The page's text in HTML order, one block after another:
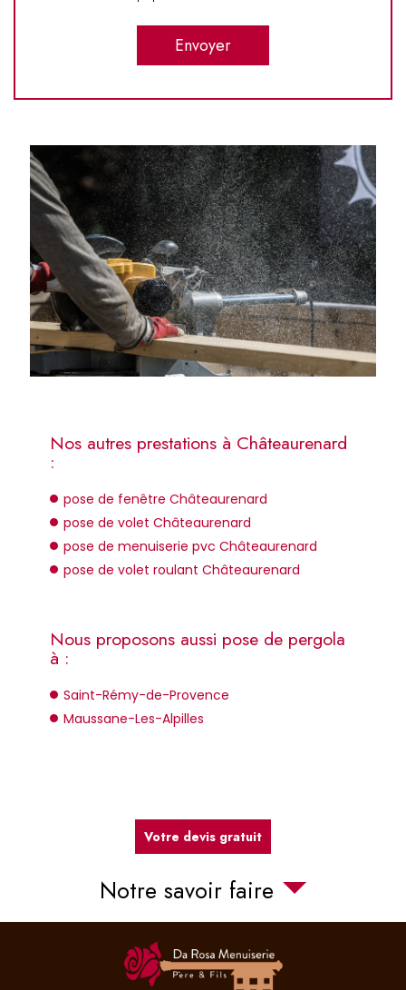
Nos autres prestations à Châteaurenard
:
pose de fenêtre Châteaurenard
pose de volet Châteaurenard
pose de menuiserie pvc Châteaurenard
pose de volet roulant Châteaurenard
Nous proposons aussi pose de pergola
à :
Saint-Rémy-de-Provence
Maussane-Les-Alpilles
Votre devis gratuit
Notre savoir faire